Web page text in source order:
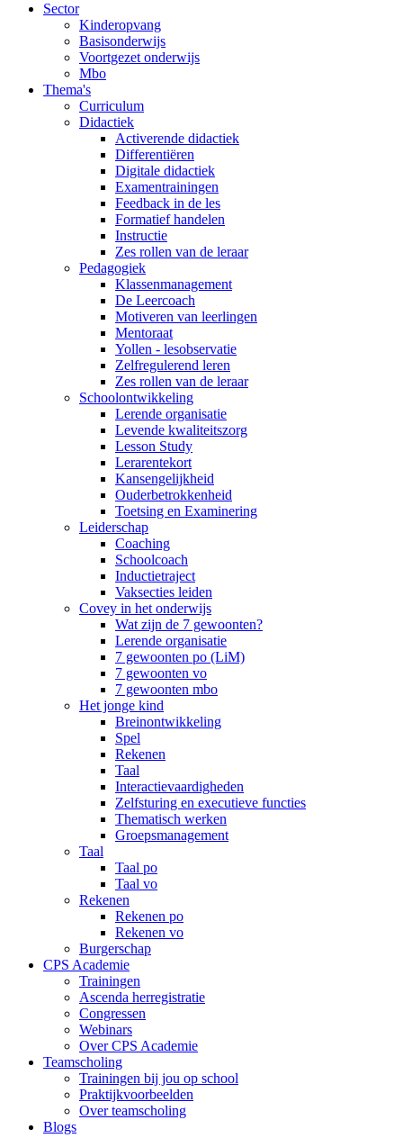
Sector
Kinderopvang
Basisonderwijs
Voortgezet onderwijs
Mbo
Thema's
Curriculum
Didactiek
Activerende didactiek
Differentiëren
Digitale didactiek
Examentrainingen
Feedback in de les
Formatief handelen
Instructie
Zes rollen van de leraar
Pedagogiek
Klassenmanagement
De Leercoach
Motiveren van leerlingen
Mentoraat
Yollen - lesobservatie
Zelfregulerend leren
Zes rollen van de leraar
Schoolontwikkeling
Lerende organisatie
Levende kwaliteitszorg
Lesson Study
Lerarentekort
Kansengelijkheid
Ouderbetrokkenheid
Toetsing en Examinering
Leiderschap
Coaching
Schoolcoach
Inductietraject
Vaksecties leiden
Covey in het onderwijs
Wat zijn de 7 gewoonten?
Lerende organisatie
7 gewoonten po (LiM)
7 gewoonten vo
7 gewoonten mbo
Het jonge kind
Breinontwikkeling
Spel
Rekenen
Taal
Interactievaardigheden
Zelfsturing en executieve functies
Thematisch werken
Groepsmanagement
Taal
Taal po
Taal vo
Rekenen
Rekenen po
Rekenen vo
Burgerschap
CPS Academie
Trainingen
Ascenda herregistratie
Congressen
Webinars
Over CPS Academie
Teamscholing
Trainingen bij jou op school
Praktijkvoorbeelden
Over teamscholing
Blogs